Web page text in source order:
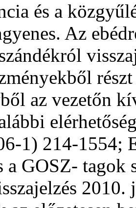
és a
Az
az vezetőn
1) 214-1554;
a GOSZ- tagok
2010.